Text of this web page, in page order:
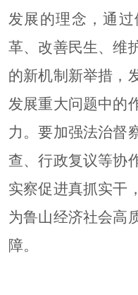
发展的理念，通
革、改善民生、维
的新机制新举措，
发展重大问题中的
力。要加强法治督
查、行政复议等协
实察促进真抓实干
为鲁山经济社会高
障。